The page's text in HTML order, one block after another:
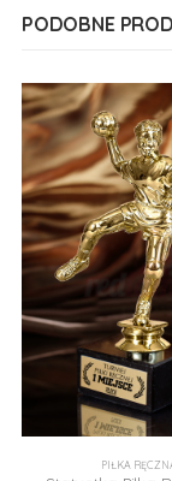
PODOBNE
PIŁKA